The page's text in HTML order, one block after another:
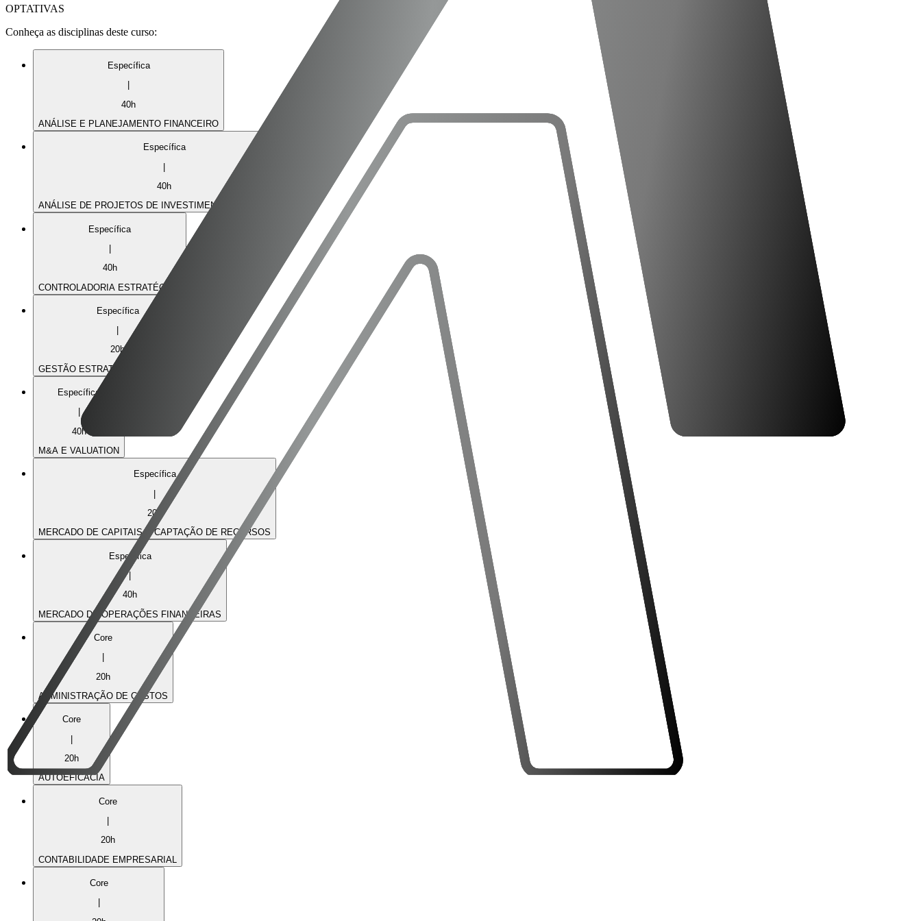
OPTATIVAS
Conheça as disciplinas deste curso:
Específica
40h
ANÁLISE E PLANEJAMENTO FINANCEIRO
Específica
|
40h
ANÁLISE DE PROJETOS DE INVESTIMENTOS DE CAPITAL
Específica
40h
CONTROLADORIA ESTRATÉGICA
Específica
20h
GESTÃO ESTRATÉGICA DE CUSTOS
Específica
40h
M&A E VALUATION
Específica
20
MERCADO DE CAPITAIS & CAPTAÇÃO DE RECURSOS
Específica
|
40h
MERCADO DE OPERAÇÕES FINANCEIRAS
Core
20h
ADMINISTRAÇÃO DE CUSTOS
Core
|
20h
AUTOEFICÁCIA
Core
20h
CONTABILIDADE EMPRESARIAL
Core